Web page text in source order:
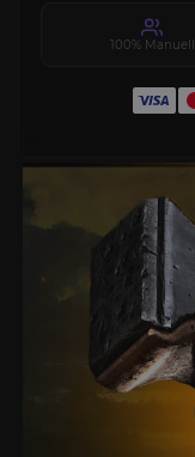
100% Manuell